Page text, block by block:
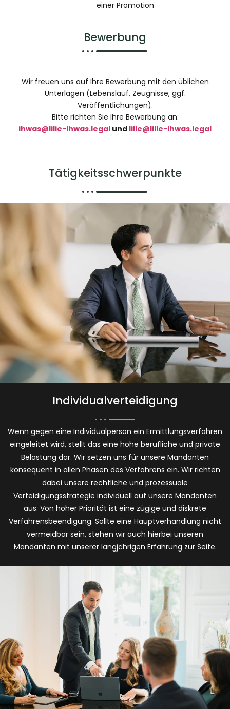
einer Promotion
Bewerbung
Wir freuen uns auf Ihre Bewerbung mit den üblichen
Unterlagen (Lebenslauf, Zeugnisse, ggf.
Veröffentlichungen).
Bitte richten Sie Ihre Bewerbung an:
ihwas@lilie-ihwas.legal und lilie@lilie-ihwas.legal
Tätigkeitsschwerpunkte
Individualverteidigung
Wenn gegen eine Individualperson ein Ermittlungsverfahren
eingeleitet wird, stellt das eine hohe berufliche und private
Belastung dar. Wir setzen uns für unsere Mandanten
konsequent in allen Phasen des Verfahrens ein. Wir richten
dabei unsere rechtliche und prozessuale
Verteidigungsstrategie individuell auf unsere Mandanten
aus. Von hoher Priorität ist eine zügige und diskrete
Verfahrensbeendigung. Sollte eine Hauptverhandlung nicht
vermeidbar sein, stehen wir auch hierbei unseren
Mandanten mit unserer langjährigen Erfahrung zur Seite.